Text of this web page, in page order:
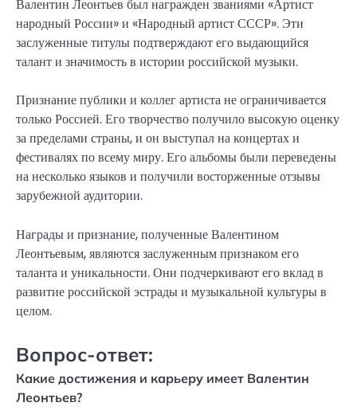
Валентин Леонтьев был награжден званиями «Артист
народный России» и «Народный артист СССР». Эти
заслуженные титулы подтверждают его выдающийся
талант и значимость в истории российской музыки.
Признание публики и коллег артиста не ограничивается
только Россией. Его творчество получило высокую оценку
за пределами страны, и он выступал на концертах и
фестивалях по всему миру. Его альбомы были переведены
на несколько языков и получили восторженные отзывы
зарубежной аудитории.
Награды и признание, полученные Валентином
Леонтьевым, являются заслуженным признаком его
таланта и уникальности. Они подчеркивают его вклад в
развитие российской эстрады и музыкальной культуры в
целом.
Вопрос-ответ:
Какие достижения и карьеру имеет Валентин
Леонтьев?